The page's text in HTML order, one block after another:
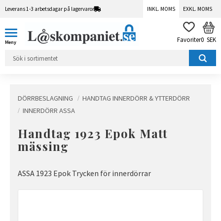
Leverans 1-3 arbetsdagar på lagervaror INKL. MOMS EXKL. MOMS
FAVORITER
0 SEK
DÖRRBESLAGNING
HANDTAG INNERDÖRR & YTTERDÖRR
INNERDÖRR ASSA
Handtag 1923 Epok Matt
mässing
ASSA 1923 Epok Trycken för innerdörrar